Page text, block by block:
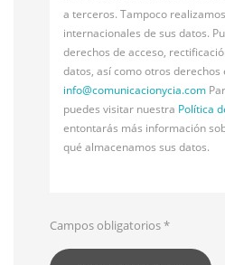
a terceros. Tampoco
internacionales de sus datos.
derechos de acceso,
datos, así como otros derechos
info@comunicacionycia.com
puedes visitar nuestra Política
entontarás más información
qué almacenamos sus datos.
Campos obligatorios*